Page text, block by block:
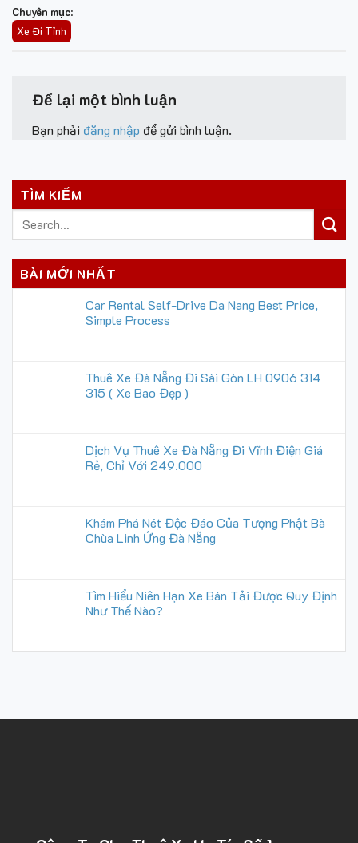
Chuyên mục:
Xe Đi Tỉnh
Để lại một bình luận
Bạn phải đăng nhập để gửi bình luận.
TÌM KIẾM
BÀI MỚI NHẤT
Car Rental Self-Drive Da Nang Best Price,
Simple Process
Thuê Xe Đà Nẵng Đi Sài Gòn LH 0906 314
315 ( Xe Bao Đẹp )
Dịch Vụ Thuê Xe Đà Nẵng Đi Vĩnh Điện Giá
Rẻ, Chỉ Với 249.000
Khám Phá Nét Độc Đáo Của Tượng Phật Bà
Chùa Linh Ứng Đà Nẵng
Tìm Hiểu Niên Hạn Xe Bán Tải Được Quy Định
Như Thế Nào?